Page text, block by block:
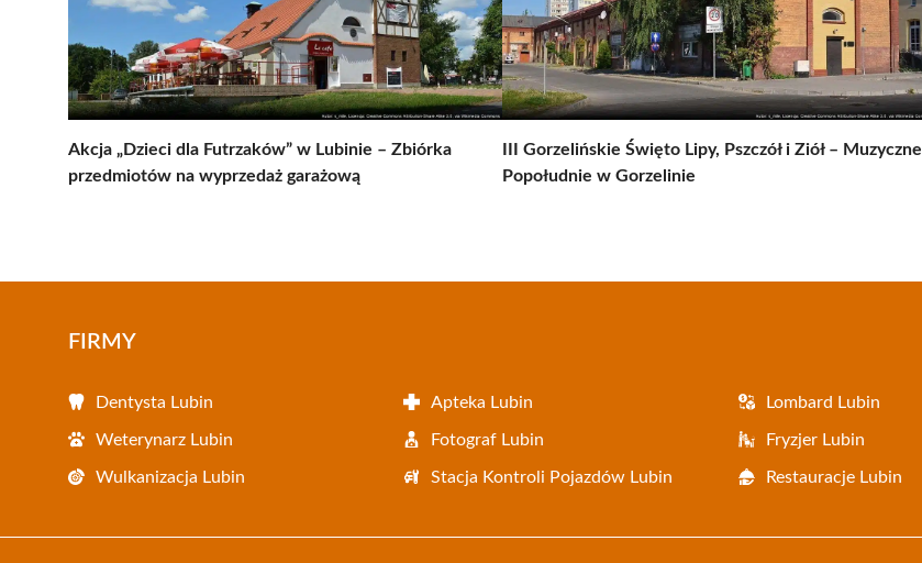
Akcja „Dzieci dla Futrzaków” w Lubinie – Zbiórka
przedmiotów na wyprzedaż garażową
III Gorzelińskie Święto Lipy, Pszczół i Ziół – Muzyczne
Popołudnie w Gorzelinie
FIRMY
Dentysta Lubin Apteka Lubin Lombard Lubin
Weterynarz Lubin Fotograf Lubin Fryzjer Lubin
Wulkanizacja Lubin Stacja Kontroli Pojazdów Lubin Restauracje Lubin